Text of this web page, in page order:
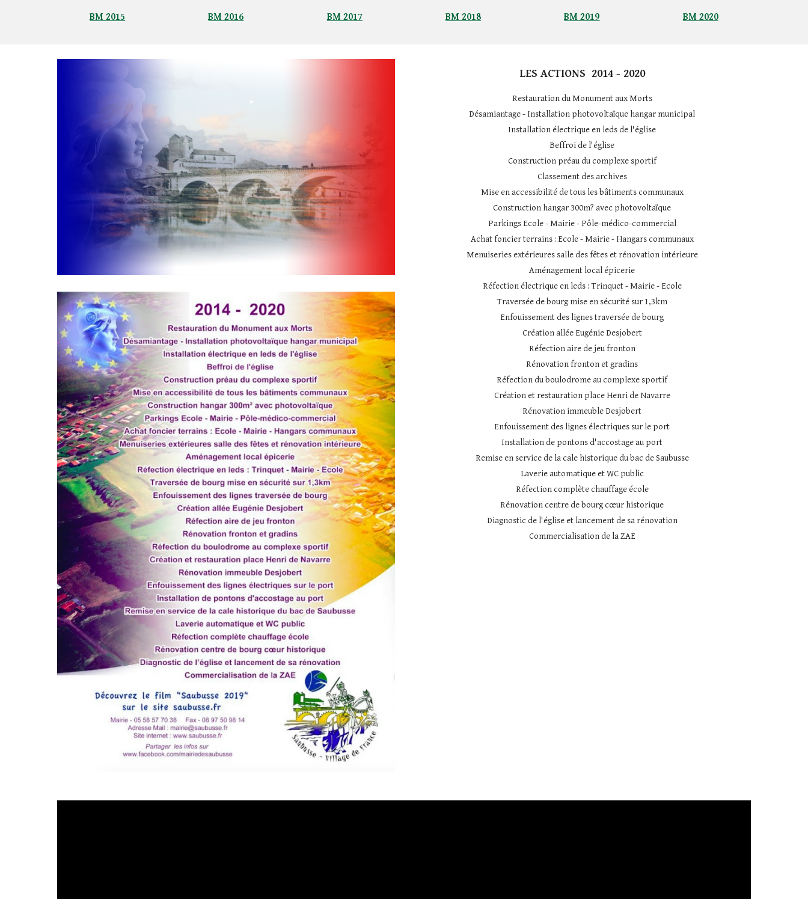
BM 2015 BM 2016 BM 2017 BM 2018 BM 2019 BM 2020
LES ACTIONS 2014 - 2020
Restauration du Monument aux Morts
Désamiantage - Installation photovoltaïque hangar municipal
Installation électrique en leds de l'église
Beffroi de l'église
Construction préau du complexe sportif
Classement des archives
Mise en accessibilité de tous les bâtiments communaux
Construction hangar 300m? avec photovoltaïque
Parkings Ecole - Mairie - Pôle-médico-commercial
Achat foncier terrains : Ecole - Mairie - Hangars communaux
Menuiseries extérieures salle des fêtes et rénovation intérieure
Aménagement local épicerie
Réfection électrique en leds : Trinquet - Mairie - Ecole
Traversée de bourg mise en sécurité sur 1,3km
Enfouissement des lignes traversée de bourg
Création allée Eugénie Desjobert
Réfection aire de jeu fronton
Rénovation fronton et gradins
Réfection du boulodrome au complexe sportif
Création et restauration place Henri de Navarre
Rénovation immeuble Desjobert
Enfouissement des lignes électriques sur le port
Installation de pontons d'accostage au port
Remise en service de la cale historique du bac de Saubusse
Laverie automatique et WC public
Réfection complète chauffage école
Rénovation centre de bourg cœur historique
Diagnostic de l'église et lancement de sa rénovation
Commercialisation de la ZAE